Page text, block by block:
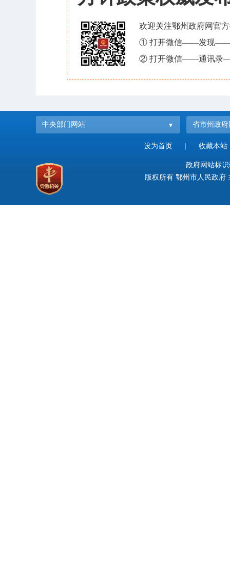
欢迎关注鄂州政府网官
① 打开微信——发现——
② 打开微信——通讯录
中央部门网站 省市州政府
设为首页 收藏本站
政府网站标
版权所有 鄂州市人民政府